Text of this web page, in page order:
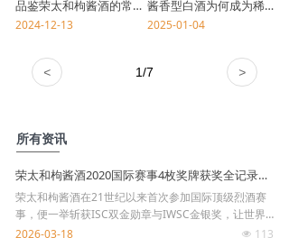
品鉴荣太和枸酱酒的常见问答
2024-12-13
酱香型白酒为何成为稀缺品种？揭示其代表品牌
2025-01-04
< >
1/7
所有资讯
荣太和枸酱酒2020国际赛事4枚奖牌获奖全记录：双金勋章背后的品质传奇
荣太和枸酱酒在21世纪以来首次参加国际顶级烈酒赛
事，便一举斩获ISC双金勋章与IWSC金银奖，让世界
再次见证了中国酱酒的卓越风范。
넶 113
2026-03-18